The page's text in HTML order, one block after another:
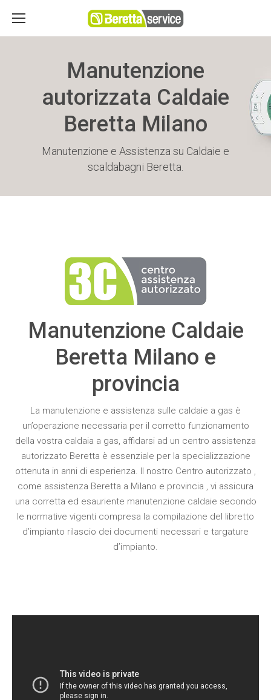
Manutenzione
autorizzata Caldaie
Beretta Milano
Manutenzione e Assistenza su Caldaie e
scaldabagni Beretta.
Manutenzione Caldaie
Beretta Milano e
provincia
La manutenzione e assistenza sulle caldaie a gas è
un’operazione necessaria per il corretto funzionamento
della vostra caldaia a gas, affidarsi ad un centro assistenza
autorizzato Beretta è essenziale per la specializzazione
ottenuta in anni di esperienza. Il nostro Centro autorizzato ,
come assistenza Beretta a Milano e provincia , vi assicura
una corretta ed esauriente manutenzione caldaie secondo
le normative vigenti compresa la compilazione del libretto
d’impianto rilascio dei documenti necessari e targature
d’impianto.